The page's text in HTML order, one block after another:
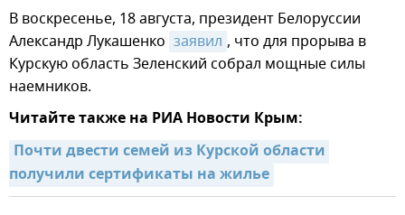
В воскресенье, 18 августа, президент Белоруссии
Александр Лукашенко заявил , что для прорыва в
Курскую область Зеленский собрал мощные силы
наемников.
Читайте также на РИА Новости Крым:
Почти двести семей из Курской области
получили сертификаты на жилье